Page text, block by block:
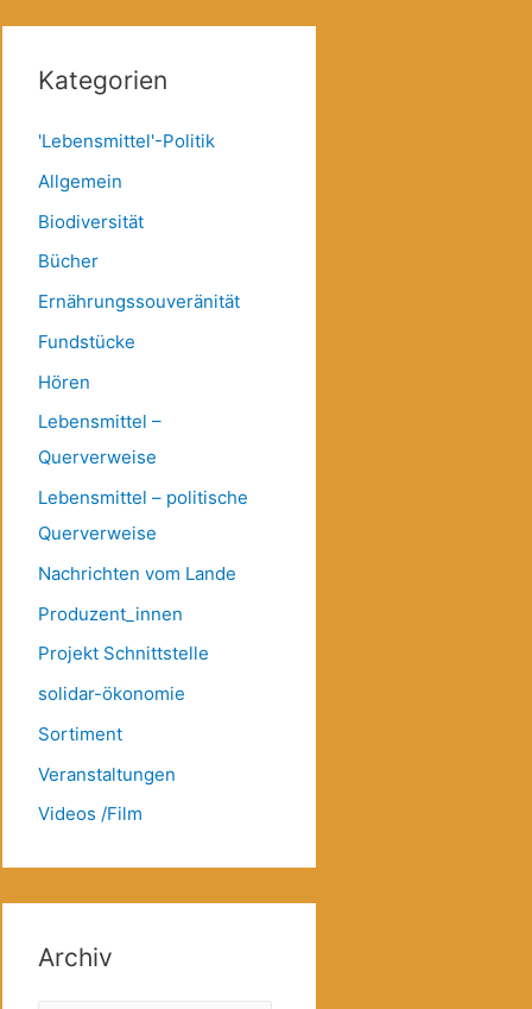
Kategorien
'Lebensmittel'-Politik
Allgemein
Biodiversität
Bücher
Ernährungssouveränität
Fundstücke
Hören
Lebensmittel –
Querverweise
Lebensmittel – politische
Querverweise
Nachrichten vom Lande
Produzent_innen
Projekt Schnittstelle
solidar-ökonomie
Sortiment
Veranstaltungen
Videos /Film
Archiv